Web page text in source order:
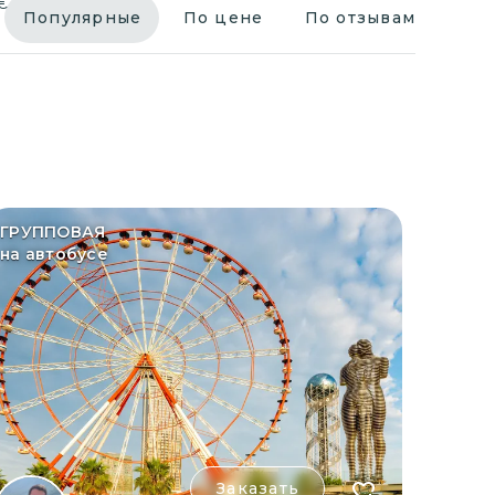
Популярные По цене По отзывам
ГРУППОВАЯ
на автобусе
Заказать